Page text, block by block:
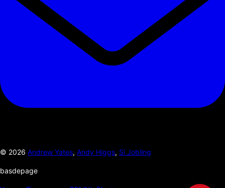
© 2026 Andrew Yates, Andy Higgs, Si Jobling
basdepage